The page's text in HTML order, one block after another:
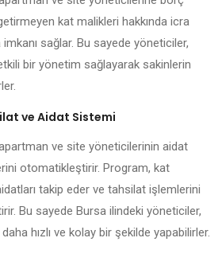
kat malikleri hakkında icra
sağlar. Bu sayede yöneticiler,
bir yönetim sağlayarak sakinlerin
ve Aidat Sistemi
ve site yöneticilerinin aidat
otomatikleştirir. Program, kat
takip eder ve tahsilat işlemlerini
Bu sayede Bursa ilindeki yöneticiler,
hızlı ve kolay bir şekilde yapabilirler.